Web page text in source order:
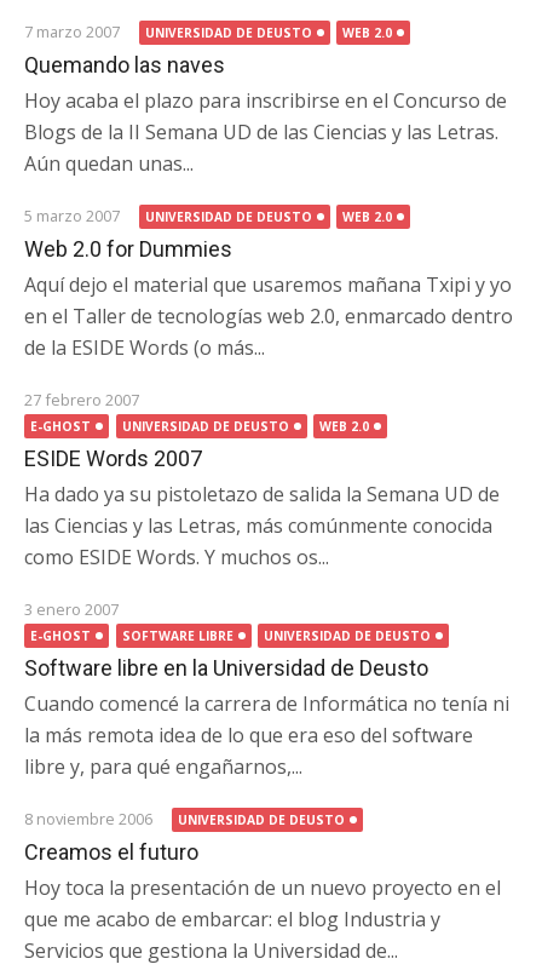
7 marzo 2007 UNIVERSIDAD DE DEUSTO WEB 2.0
Quemando las naves
Hoy acaba el plazo para inscribirse en el Concurso de
Blogs de la II Semana UD de las Ciencias y las Letras.
Aún quedan unas...
5 marzo 2007 UNIVERSIDAD DE DEUSTO WEB 2.0
Web 2.0 for Dummies
Aquí dejo el material que usaremos mañana Txipi y yo
en el Taller de tecnologías web 2.0, enmarcado dentro
de la ESIDE Words (o más...
27 febrero 2007
E-GHOST UNIVERSIDAD DE DEUSTO WEB 2.0
ESIDE Words 2007
Ha dado ya su pistoletazo de salida la Semana UD de
las Ciencias y las Letras, más comúnmente conocida
como ESIDE Words. Y muchos os...
3 enero 2007
E-GHOST SOFTWARE LIBRE UNIVERSIDAD DE DEUSTO
Software libre en la Universidad de Deusto
Cuando comencé la carrera de Informática no tenía ni
la más remota idea de lo que era eso del software
libre y, para qué engañarnos,...
8 noviembre 2006 UNIVERSIDAD DE DEUSTO
Creamos el futuro
Hoy toca la presentación de un nuevo proyecto en el
que me acabo de embarcar: el blog Industria y
Servicios que gestiona la Universidad de...